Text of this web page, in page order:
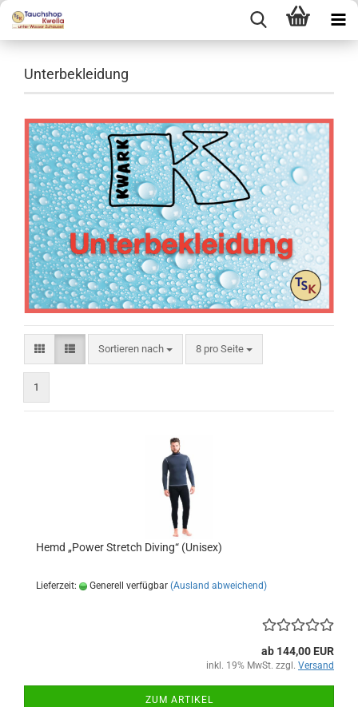
Unterbekleidung
Sortieren nach
Sortieren nach 8 pro Seite
pro Seite
1
Hemd „Power Stretch Diving“ (Unisex)
Lieferzeit: Generell verfügbar (Ausland abweichend)
ab 144,00 EUR
inkl. 19% MwSt. zzgl. Versand
ZUM ARTIKEL